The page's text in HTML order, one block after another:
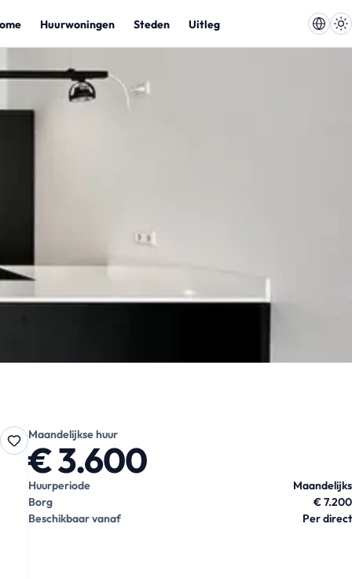
Huurwoningen Steden Uitleg
Maandelijkse huur
€ 3.600
Huurperiode
Maandelijks
Borg
€ 7.200
Beschikbaar vanaf
Per direct